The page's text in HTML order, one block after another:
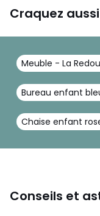
Craquez
Meuble - La
Bureau enfant
Chaise enfant
Conseils et